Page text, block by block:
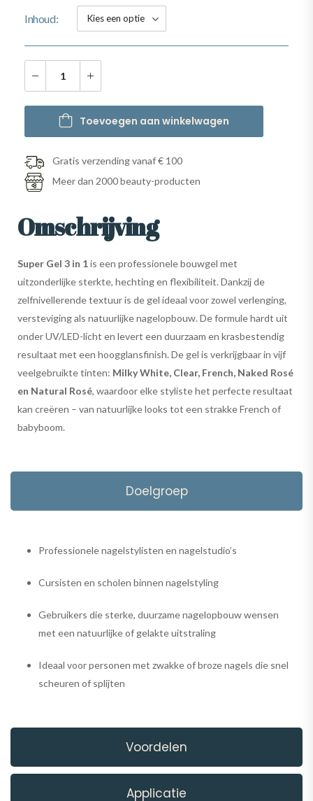
Inhoud
Toevoegen aan winkelwagen
Gratis verzending vanaf € 100
Meer dan 2000 beauty-producten
Omschrijving
Super Gel 3 in 1is een professionele bouwgel met
uitzonderlijke sterkte, hechting en flexibiliteit. Dankzij de
zelfnivellerende textuur is de gel ideaal voor zowel verlenging,
versteviging als natuurlijke nagelopbouw. De formule hardt uit
onder UV/LED-licht en levert een duurzaam en krasbestendig
resultaat met een hoogglansfinish. De gel is verkrijgbaar in vijf
veelgebruikte tinten: Milky White, Clear, French, Naked Rosé
en Natural Rosé, waardoor elke styliste het perfecte resultaat
kan creëren – van natuurlijke looks tot een strakke French of
babyboom.
Doelgroep
Voordelen
Applicatie
Professionele nagelstylisten en nagelstudio’s
Cursisten en scholen binnen nagelstyling
Gebruikers die sterke, duurzame nagelopbouw wensen
met een natuurlijke of gelakte uitstraling
Ideaal voor personen met zwakke of broze nagels die snel
scheuren of splijten